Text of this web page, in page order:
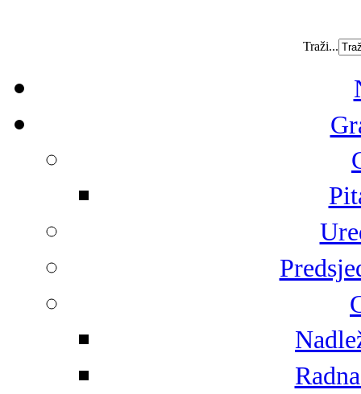
Traži...